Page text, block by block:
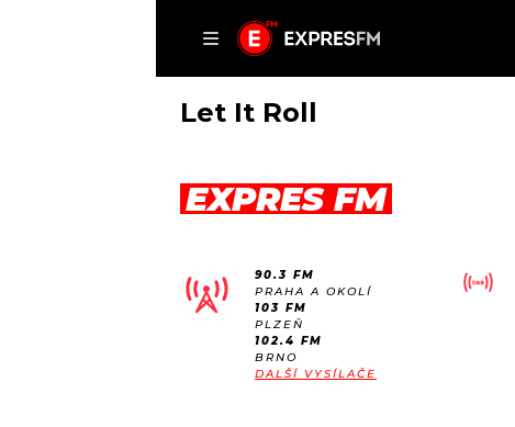
DOMŮ
AKTUÁLNĚ
ROZHOVORY
#NEBUDUDOMA
Let It Roll
EXPRES FM
90.3 FM
PRAHA A OKOLÍ
103 FM
PLZEŇ
102.4 FM
BRNO
DALŠÍ VYSÍLAČE